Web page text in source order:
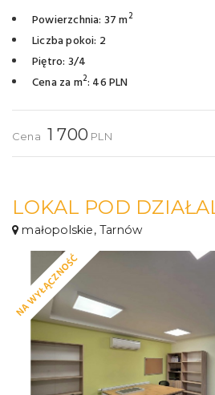
Powierzchnia: 37 m2
Liczba pokoi: 2
Piętro: 3/4
Cena za m2: 46 PLN
Cena 1 700 PLN
małopolskie, Tarnów
NA WYŁĄCZNOŚĆ